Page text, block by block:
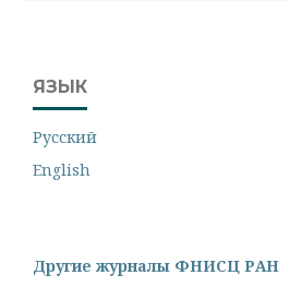
ЯЗЫК
Русский
English
Другие журналы ФНИСЦ РАН